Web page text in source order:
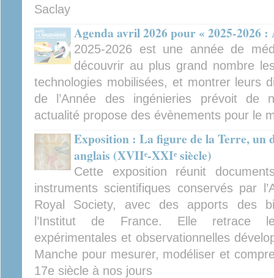
Saclay
Agenda avril 2026 pour « 2025-2026 :
2025-2026 est une année de
découvrir au plus grand nombre
technologies mobilisées, et montrer leurs
de l’Année des ingénieries prévoit de
actualité propose des évènements pour le
Exposition : La figure de la Terre, un
anglais (XVIIᵉ-XXIᵉ siècle)
Cette exposition réunit
instruments scientifiques conservés par
Royal Society, avec des apports des
l’Institut de France. Elle retrace
expérimentales et observationnelles
Manche pour mesurer, modéliser et
17e siècle à nos jours